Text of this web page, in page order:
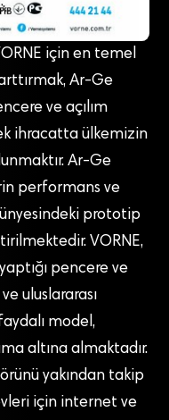
için en temel
Ar-Ge
ve açılım
ihracatta ülkemizin
Ar-Ge
performans ve
prototip
VORNE,
pencere ve
uluslararası
model,
altına almaktadır.
yakından takip
için internet ve